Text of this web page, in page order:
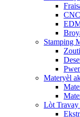
Stamping
Materyèl
Lòt Travay